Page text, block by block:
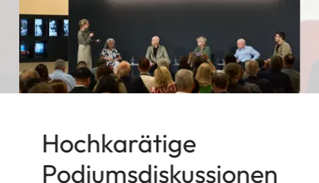
Hochkarätige
Podiumsdiskussionen